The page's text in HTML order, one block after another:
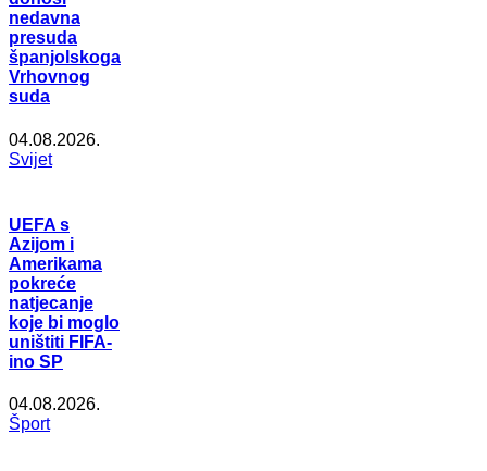
nedavna
presuda
španjolskoga
Vrhovnog
suda
04.08.2026.
Svijet
UEFA s
Azijom i
Amerikama
pokreće
natjecanje
koje bi moglo
uništiti FIFA-
ino SP
04.08.2026.
Šport